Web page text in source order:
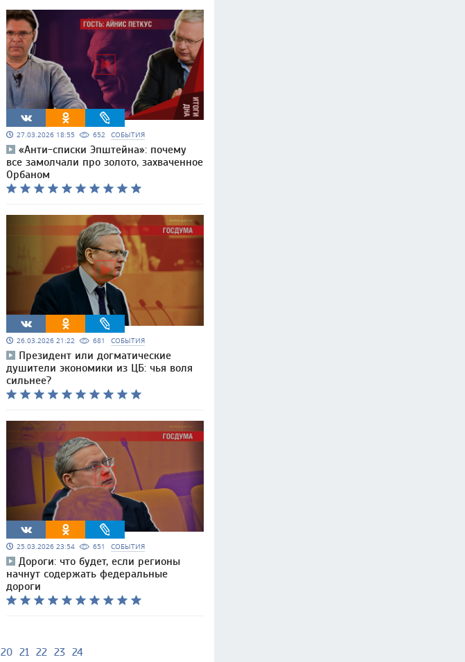
27.03.2026 18:55 652 СОБЫТИЯ
«Анти-списки Эпштейна»: почему
все замолчали про золото, захваченное
Орбаном
26.03.2026 21:22 681 СОБЫТИЯ
Президент или догматические
душители экономики из ЦБ: чья воля
сильнее?
25.03.2026 23:54 651 СОБЫТИЯ
Дороги: что будет, если регионы
начнут содержать федеральные
дороги
20 21 22 23 24